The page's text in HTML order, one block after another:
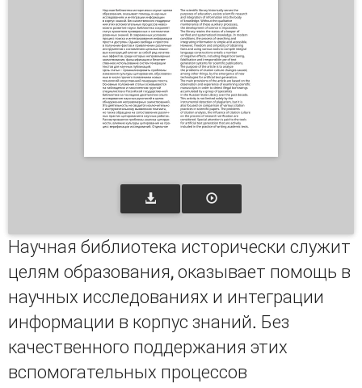
Научная библиотека исторически служит
целям образования, оказывает помощь в
научных исследованиях и интеграции
информации в корпус знаний. Без
качественного поддержания этих
вспомогательных процессов